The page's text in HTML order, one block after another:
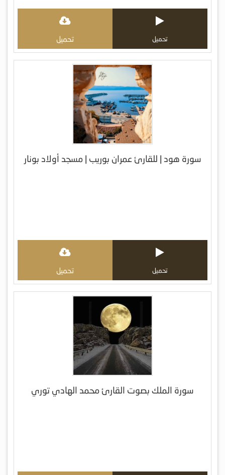
تحميل تحميل
سورة هود | للقارئ عمران بوريب | مسجد أولاد بونار
تحميل تحميل
سورة الملك بصوت القارئ محمد الهادي توري